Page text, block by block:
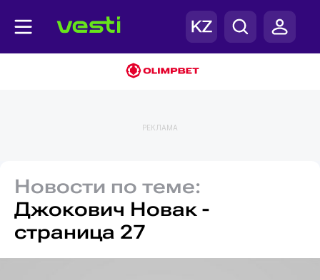
РЕКЛАМА
Новости по теме:
Джокович Новак -
страница 27